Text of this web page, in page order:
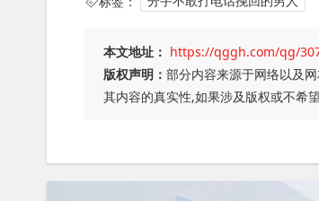
本文地址： https://qggh.com/qg/
版权声明： 部分内容来源于网络以及
其内容的真实性,如果涉及版权或不希